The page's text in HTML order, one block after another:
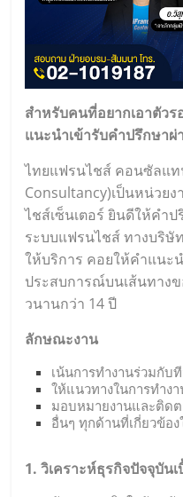
สำหรับคนที่อยากเอาตัว
แนะนำเข้ารับคำปรึกษา
ไทยแฟรนไชส์ คอนซัลแ
Consultancy)เป็นหน่วย
ไชส์เซ็นเตอร์ ยินดีให้คำ
ระบบแฟรนไชส์ ทางบริษั
ให้บริการ คอยให้คำแนะ
ประสบการณ์บนเส้นทาง
วนานกว่า 14 ปี
ลักษณะงาน
เน้นการทำงานร่วมกับ
ให้แนวทางในการทำง
มอบหมายงานและติด
อื่นๆ ทุกด้านที่เกี่ยวข้อ
1. วิเคราะห์ธุรกิจปัจจุบัน